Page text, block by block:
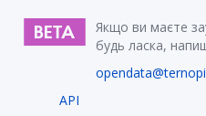
Якщо ви маєте
будь ласка,
API